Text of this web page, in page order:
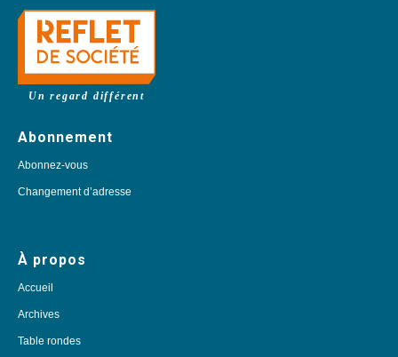
Un regard différent
Abonnement
Abonnez-vous
Changement d’adresse
À propos
Accueil
Archives
Table rondes